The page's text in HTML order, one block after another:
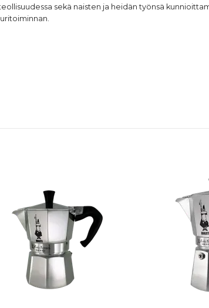
sekä naisten ja heidän työnsä